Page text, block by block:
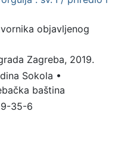
objavljenog
Zagreba, 2019.
Sokola •
baština
35-6